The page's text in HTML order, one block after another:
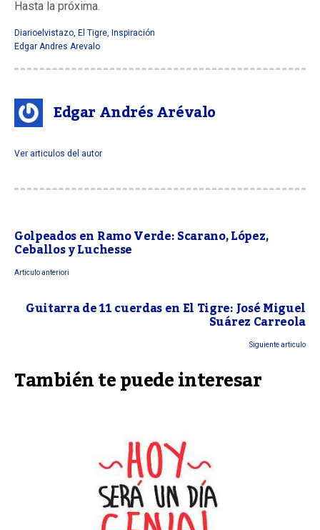
Hasta la próxima.
Diarioelvistazo, El Tigre, Inspiración
Edgar Andres Arevalo
Edgar Andrés Arévalo
Ver articulos del autor
Golpeados en Ramo Verde: Scarano, López,
Ceballos y Luchesse
Articulo anteriori
Guitarra de 11 cuerdas en El Tigre: José Miguel
Suárez Carreola
Siguiente articulo
También te puede interesar